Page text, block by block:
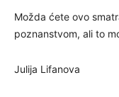
Možda ćete ovo
poznanstvom, ali to
Julija Lifanova